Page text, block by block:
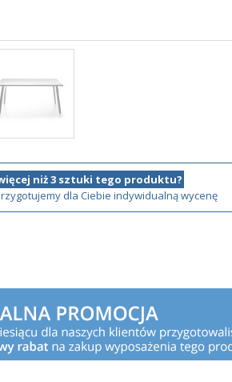
niż 3 sztuki tego produktu?
dla Ciebie indywidualną wycenę